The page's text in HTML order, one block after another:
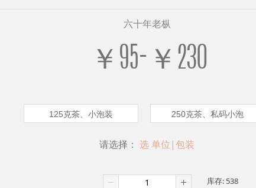
六十年老枞
￥95-￥230
125克茶、小泡装 250克茶、私码小泡
请选择： 选 单位|包装
库存: 538